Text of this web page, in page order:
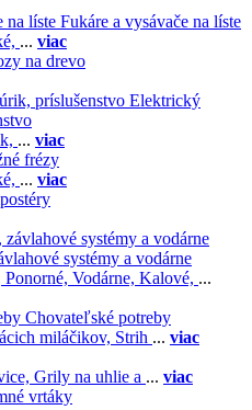
Fukáre a vysávače na líste
... viac
na drevo
Elektrický
... viac
frézy
... viac
systémy a vodárne
Ponorné, Vodárne, Kalové, ...
Chovateľské potreby
miláčikov, Strih ... viac
Grily na uhlie a ... viac
vrtáky